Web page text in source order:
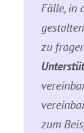
Fälle, in
zu
zum